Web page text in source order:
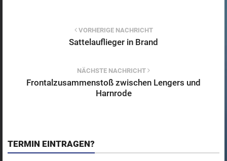
VORHERIGE NACHRICHT
Sattelauflieger in Brand
NÄCHSTE NACHRICHT
Frontalzusammenstoß zwischen Lengers und
Harnrode
TERMIN EINTRAGEN?